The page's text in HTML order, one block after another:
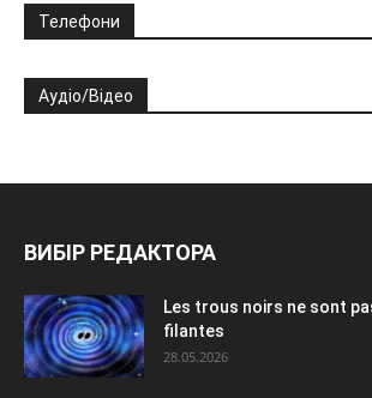
Телефони
Аудіо/Відео
ВИБІР РЕДАКТОРА
Les trous noirs ne sont
filantes
28.05.2026